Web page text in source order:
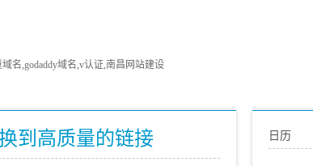
名,godaddy域名,v认证,南昌网站建设
到高质量的链接 日历